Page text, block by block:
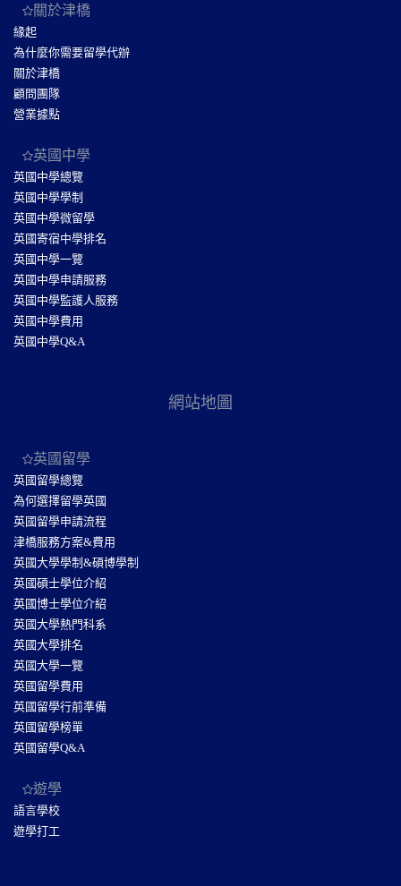
關於津橋
緣起
為什麼你需要留學代辦
關於津橋
顧問團隊
營業據點
英國中學
英國中學總覽
英國中學學制
英國中學微留學
英國寄宿中學排名
英國中學一覽
英國中學申請服務
英國中學監護人服務
英國中學費用
英國中學Q&A
網站地圖
英國留學
英國留學總覽
為何選擇留學英國
英國留學申請流程
津橋服務方案&費用
英國大學學制&碩博學制
英國碩士學位介紹
英國博士學位介紹
英國大學熱門科系
英國大學排名
英國大學一覽
英國留學費用
英國留學行前準備
英國留學榜單
英國留學Q&A
遊學
語言學校
遊學打工